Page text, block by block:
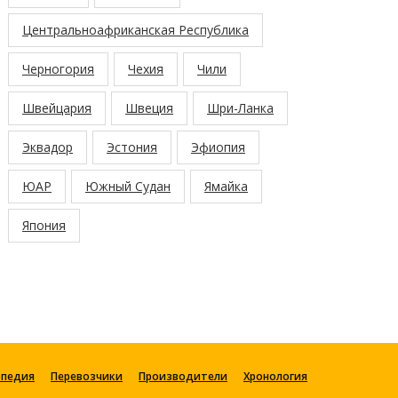
Центральноафриканская Республика
Черногория Чехия Чили
Швейцария Швеция Шри-Ланка
Эквадор Эстония Эфиопия
ЮАР Южный Судан Ямайка
Япония
Перевозчики Производители Хронология